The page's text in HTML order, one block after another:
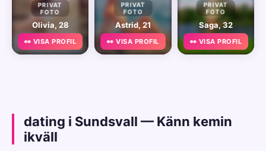
PRIVAT
FOTO
Olivia, 28
👀 VISA PROFIL
PRIVAT
FOTO
Astrid, 21
👀 VISA PROFIL
PRIVAT
FOTO
Saga, 32
👀 VISA PROFIL
dating i Sundsvall — Känn kemin
ikväll